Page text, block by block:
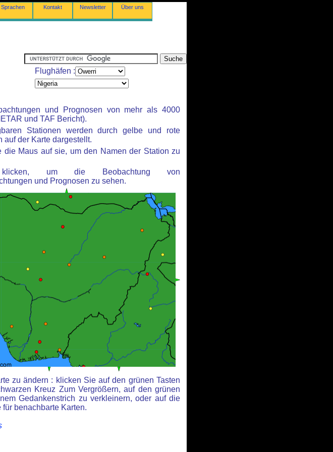
Sprachen Kontakt Newsletter Über uns
Flughäfen :
und Prognosen von mehr als 4000
und TAF Bericht).
Stationen werden durch gelbe und rote
auf der Karte dargestellt.
die Maus auf sie, um den Namen der Station zu
um die Beobachtung von
und Prognosen zu sehen.
zu ändern : klicken Sie auf den grünen Tasten
Kreuz Zum Vergrößern, auf den grünen
Gedankenstrich zu verkleinern, oder auf die
benachbarte Karten.